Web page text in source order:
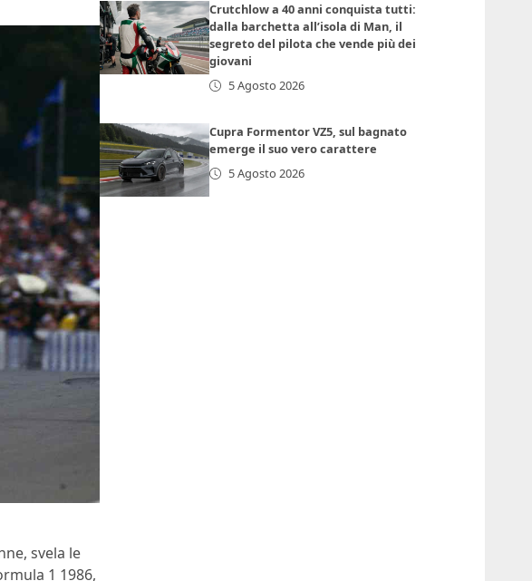
svela le
1 1986,
Crutchlow a 40 anni conquista tutti:
dalla barchetta all’isola di Man, il
segreto del pilota che vende più dei
giovani
5 Agosto 2026
Cupra Formentor VZ5, sul bagnato
emerge il suo vero carattere
5 Agosto 2026